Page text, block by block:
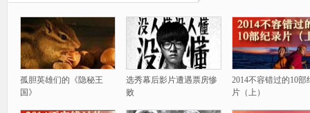
孤胆英雄们的《隐秘王
国》
选秀幕后影片遭遇票房惨
败
2014不容错过的10部
片（上）